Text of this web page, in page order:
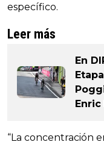
específico.
Leer más
En
Enric
“La concentración